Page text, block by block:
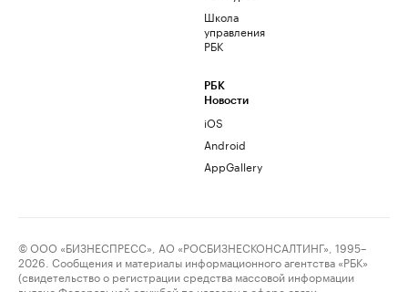
Школа
управления
РБК
РБК
Новости
iOS
Android
AppGallery
© ООО «БИЗНЕСПРЕСС», АО «РОСБИЗНЕСКОНСАЛТИНГ», 1995–
2026. Сообщения и материалы информационного агентства «РБК»
(свидетельство о регистрации средства массовой информации